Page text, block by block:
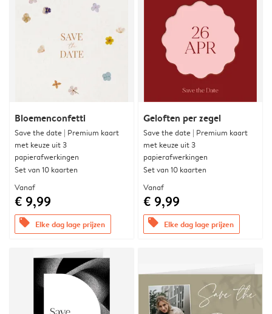
Bloemenconfetti
Save the date | Premium kaart
met keuze uit 3
papierafwerkingen
Set van 10 kaarten
Vanaf
€ 9,99
offers Elke dag lage prijzen
Geloften per zegel
Save the date | Premium kaart
met keuze uit 3
papierafwerkingen
Set van 10 kaarten
Vanaf
€ 9,99
offers Elke dag lage prijzen